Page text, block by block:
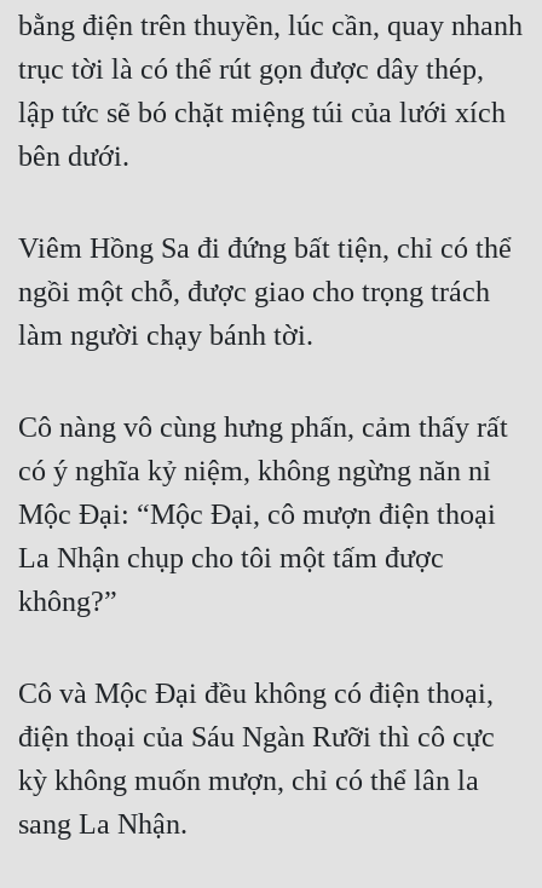
Kỳ Ảo
Linh Dị
Làm Giàu
Lịch Sử
Mạt Thế
Mỹ Thực
Nữ Phụ
Phong Thủy - Tâm Linh
Phương Tây
Quan Trường
Quân Sự
Sảng Văn
Sắc
bằng điện trên thuyền, lúc cần, quay nhanh
trục tời là có thể rút gọn được dây thép,
lập tức sẽ bó chặt miệng túi của lưới xích
bên dưới.
Viêm Hồng Sa đi đứng bất tiện, chỉ có thể
ngồi một chỗ, được giao cho trọng trách
làm người chạy bánh tời.
Cô nàng vô cùng hưng phấn, cảm thấy rất
có ý nghĩa kỷ niệm, không ngừng năn nỉ
Mộc Đại: “Mộc Đại, cô mượn điện thoại
La Nhận chụp cho tôi một tấm được
không?”
Cô và Mộc Đại đều không có điện thoại,
điện thoại của Sáu Ngàn Rưỡi thì cô cực
kỳ không muốn mượn, chỉ có thể lân la
sang La Nhận.